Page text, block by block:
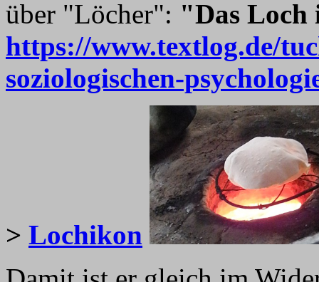
über "Löcher": "Das Loch
https://www.textlog.de/
soziologischen-
> Lochikon